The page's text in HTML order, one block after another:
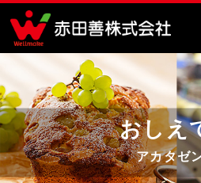
おしえ
アカタゼ